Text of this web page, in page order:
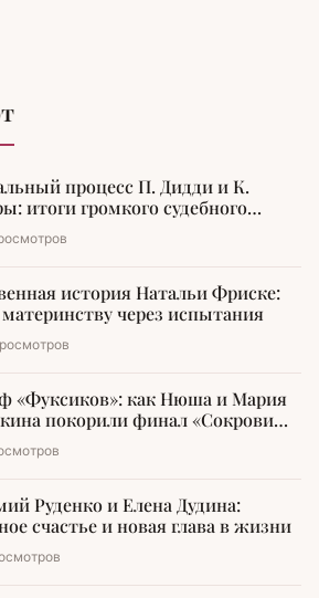
процесс П. Дидди и К.
итоги громкого судебного
история Натальи Фриске:
через испытания
«Фуксиков»: как Нюша и Мария
покорили финал «Сокровищ
Руденко и Елена Дудина:
счастье и новая глава в жизни